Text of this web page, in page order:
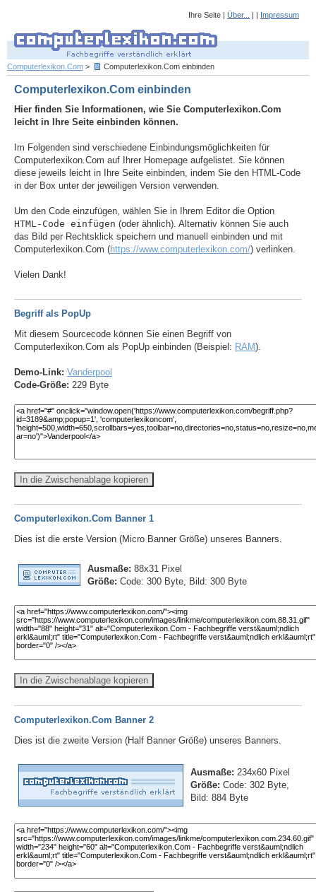
Ihre Seite | Über... | | Impressum
Computerlexikon.Com > Computerlexikon.Com einbinden
Computerlexikon.Com einbinden
Hier finden Sie Informationen, wie Sie Computerlexikon.Com
leicht in Ihre Seite einbinden können.
Im Folgenden sind verschiedene Einbindungsmöglichkeiten für
Computerlexikon.Com auf Ihrer Homepage aufgelistet. Sie können
diese jeweils leicht in Ihre Seite einbinden, indem Sie den HTML-Code
in der Box unter der jeweiligen Version verwenden.
Um den Code einzufügen, wählen Sie in Ihrem Editor die Option
HTML-Code einfügen (oder ähnlich). Alternativ können Sie auch
das Bild per Rechtsklick speichern und manuell einbinden und mit
Computerlexikon.Com (https://www.computerlexikon.com/) verlinken.
Vielen Dank!
Begriff als PopUp
Mit diesem Sourcecode können Sie einen Begriff von
Computerlexikon.Com als PopUp einbinden (Beispiel: RAM).
Demo-Link: Vanderpool
Code-Größe: 229 Byte
In die Zwischenablage kopieren
Computerlexikon.Com Banner 1
Dies ist die erste Version (Micro Banner Größe) unseres Banners.
Ausmaße: 88x31 Pixel
Größe: Code: 300 Byte, Bild: 300 Byte
In die Zwischenablage kopieren
Computerlexikon.Com Banner 2
Dies ist die zweite Version (Half Banner Größe) unseres Banners.
Ausmaße: 234x60 Pixel
Größe: Code: 302 Byte,
Bild: 884 Byte